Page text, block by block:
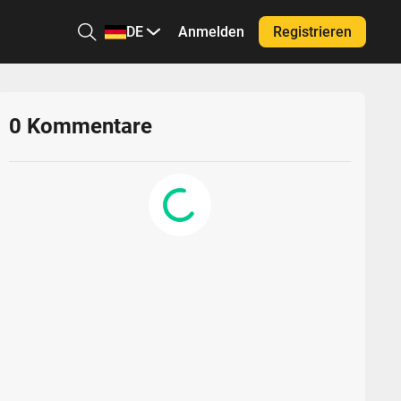
DE Anmelden Registrieren
0 Kommentare